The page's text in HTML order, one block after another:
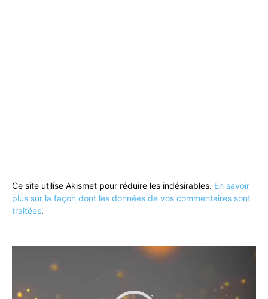
Ce site utilise Akismet pour réduire les indésirables. En savoir
plus sur la façon dont les données de vos commentaires sont
traitées.